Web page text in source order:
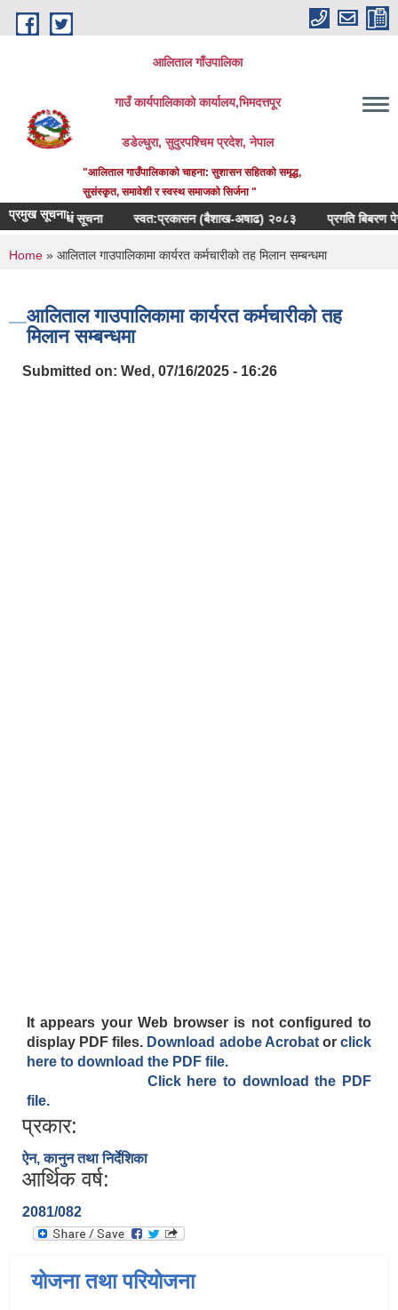
Skip to main content
आलिताल गाँउपालिका
गाउँ कार्यपालिकाको कार्यालय,भिमदत्तपूर
डडेल्धुरा, सुदुरपश्चिम प्रदेश, नेपाल
"आलिताल गाउँपालिकाको चाहना: सुशासन सहितको समृद्ध,
सुसंस्कृत, समावेशी र स्वस्थ समाजको सिर्जना "
प्रमुख सूचना::
सम्बन्धि सूचना स्वत:प्रकासन (बैशाख-अषाढ) २०८३ प्रगति बिबरण पेस गर्ने
You are here
Home » आलिताल गाउपालिकामा कार्यरत कर्मचारीको तह मिलान सम्बन्धमा
आलिताल गाउपालिकामा कार्यरत कर्मचारीको तह
मिलान सम्बन्धमा
Submitted on: Wed, 07/16/2025 - 16:26
It appears your Web browser is not configured to
display PDF files. Download adobe Acrobat orclick
here to download the PDF file.
Click here to download the PDF
file.
प्रकार:
ऐन, कानुन तथा निर्देशिका
आर्थिक वर्ष:
2081/082
योजना तथा परियोजना